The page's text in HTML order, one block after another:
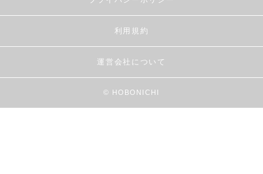
利用規約
運営会社について
© HOBONICHI